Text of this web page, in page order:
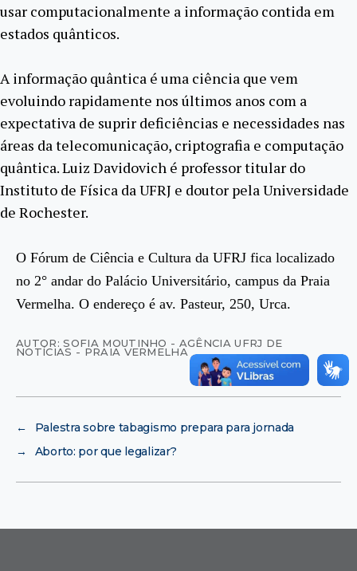
usar computacionalmente a informação contida em
estados quânticos.
A informação quântica é uma ciência que vem
evoluindo rapidamente nos últimos anos com a
expectativa de suprir deficiências e necessidades nas
áreas da telecomunicação, criptografia e computação
quântica. Luiz Davidovich é professor titular do
Instituto de Física da UFRJ e doutor pela Universidade
de Rochester.
O Fórum de Ciência e Cultura da UFRJ fica localizado
no 2° andar do Palácio Universitário, campus da Praia
Vermelha. O endereço é av. Pasteur, 250, Urca.
AUTOR: SOFIA MOUTINHO - AGÊNCIA UFRJ DE
NOTÍCIAS - PRAIA VERMELHA
←
Palestra sobre tabagismo prepara para jornada
→
Aborto: por que legalizar?